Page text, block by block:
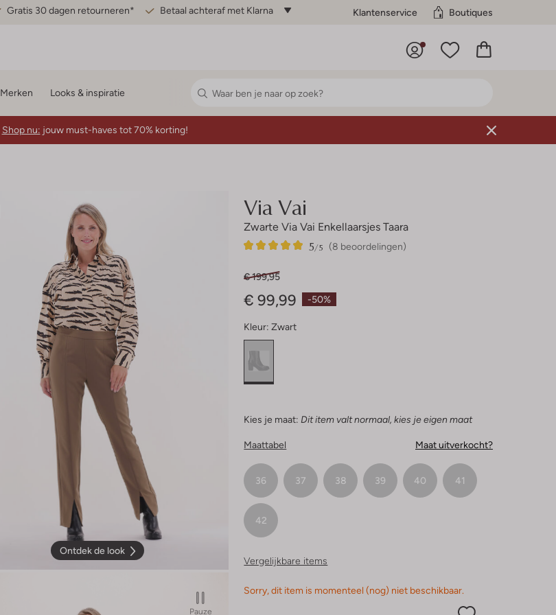
Gratis 30 dagen retourneren* Betaal achteraf met Klarna Klantenservice Boutiques
Merken Looks & inspiratie
Shop nu: jouw must-haves tot 70% korting!
Ontdek de look
Pauze
Via Vai
Zwarte Via Vai Enkellaarsjes Taara
(8 beoordelingen)
5/5
8
5
-50%
€ 199,95
€ 99,99
Kleur: Zwart
Kies je maat: Dit item valt normaal, kies je eigen maat
Maattabel Maat uitverkocht?
36 37 38 39 40 41
42
Vergelijkbare items
Sorry, dit item is momenteel (nog) niet beschikbaar.